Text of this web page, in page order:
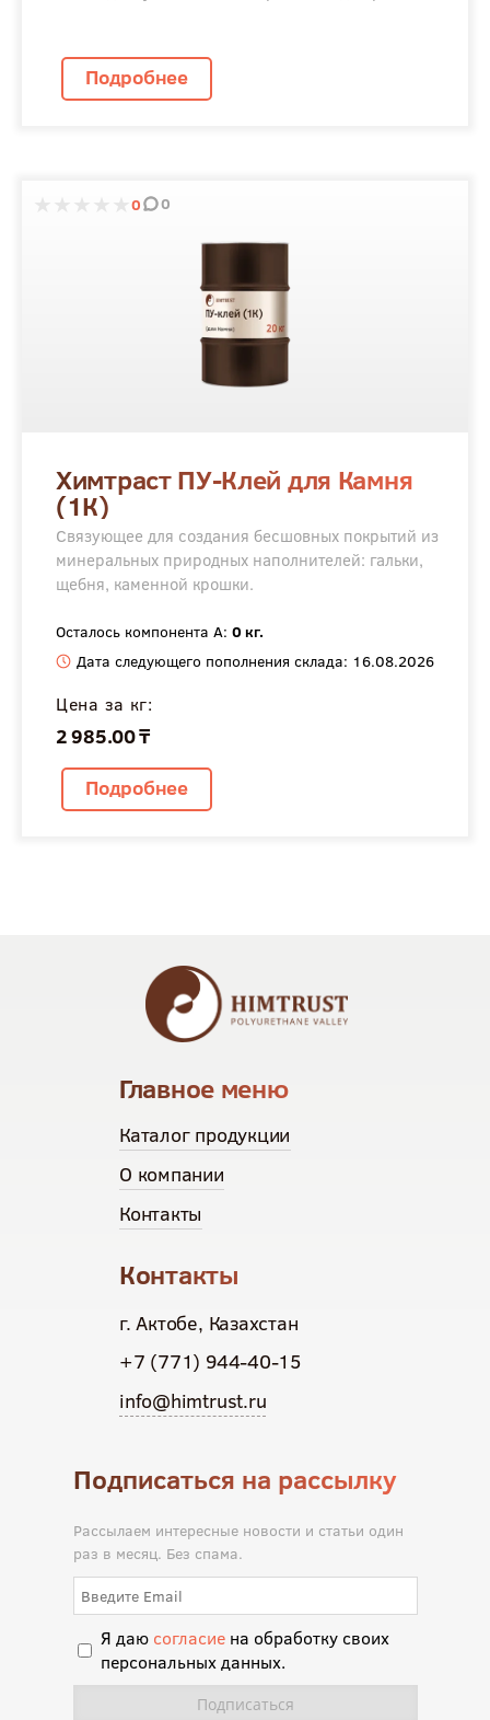
Подробнее
0 0
Химтраст ПУ-Клей для Камня
(1К)
Связующее для создания бесшовных покрытий из
минеральных природных наполнителей: гальки,
щебня, каменной крошки.
Осталось компонента А: 0 кг.
Дата следующего пополнения склада: 16.08.2026
Цена за кг:
2 985.00 ₸
Подробнее
Главное меню
Каталог продукции
О компании
Контакты
Контакты
г. Актобе, Казахстан
+7 (771) 944-40-15
info@himtrust.ru
Подписаться на рассылку
Рассылаем интересные новости и статьи один
раз в месяц. Без спама.
Я даю согласиена обработку своих
персональных данных.